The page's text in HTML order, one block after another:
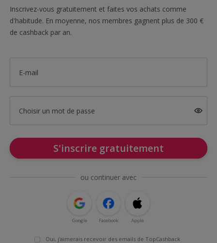
Inscrivez-vous gratuitement et faites vos achats comme
d'habitude. En moyenne, nos membres gagnent plus de 300 €
de cashback par an.
E-mail
Choisir un mot de passe
S'inscrire gratuitement
ou continuer avec
Google Facebook Apple
Oui, j'aimerais recevoir des emails de TopCashback